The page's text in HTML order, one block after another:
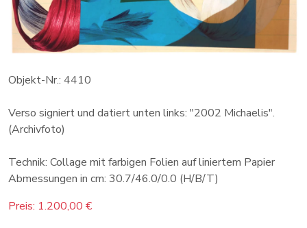
Objekt-Nr.: 4410
Verso signiert und datiert unten links: "2002 Michaelis".
(Archivfoto)
Technik: Collage mit farbigen Folien auf liniertem Papier
Abmessungen in cm: 30.7/46.0/0.0 (H/B/T)
Preis: 1.200,00 €